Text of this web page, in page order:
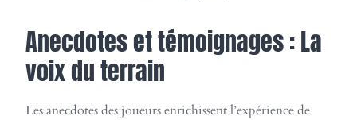
Anecdotes et témoignages : La
voix du terrain
Les anecdotes des joueurs enrichissent l’expérience de